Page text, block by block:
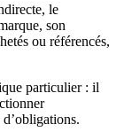
le
son
ou référencés,
particulier : il